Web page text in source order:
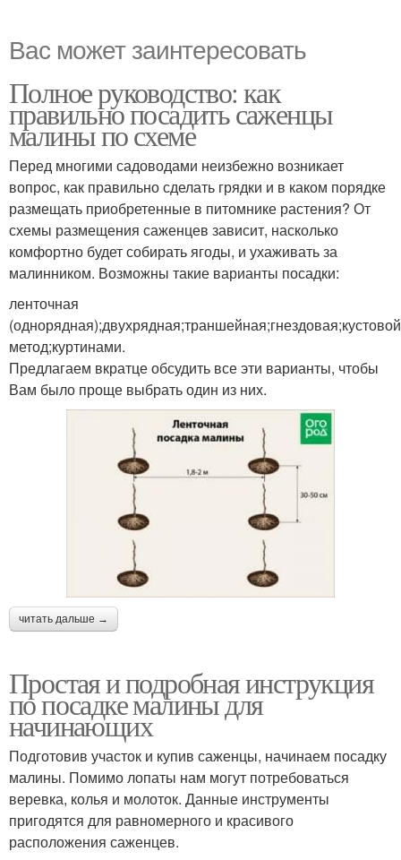
Вас может заинтересовать
Полное руководство: как
правильно посадить саженцы
малины по схеме
Перед многими садоводами неизбежно возникает
вопрос, как правильно сделать грядки и в каком порядке
размещать приобретенные в питомнике растения? От
схемы размещения саженцев зависит, насколько
комфортно будет собирать ягоды, и ухаживать за
малинником. Возможны такие варианты посадки:
ленточная
(однорядная);двухрядная;траншейная;гнездовая;кустовой
метод;куртинами.
Предлагаем вкратце обсудить все эти варианты, чтобы
Вам было проще выбрать один из них.
читать дальше →
Простая и подробная инструкция
по посадке малины для
начинающих
Подготовив участок и купив саженцы, начинаем посадку
малины. Помимо лопаты нам могут потребоваться
веревка, колья и молоток. Данные инструменты
пригодятся для равномерного и красивого
расположения саженцев.